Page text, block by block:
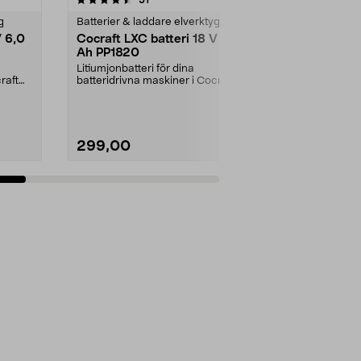
6,0
Batterier & laddare elverktyg
Cocraft LXC batteri 18 V 2,0
Ah PP1820
Litiumjonbatteri för dina
batteridrivna maskiner i Cocraft
299,00